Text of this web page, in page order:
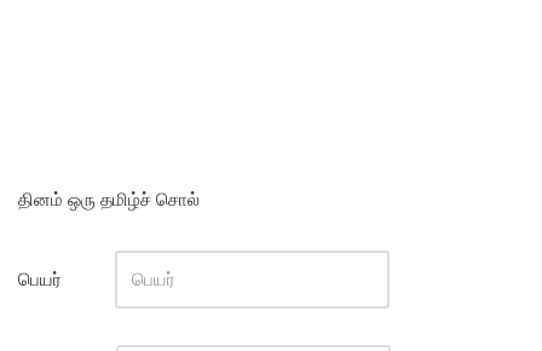
தினம் ஒரு தமிழ்ச் சொல்
பெயர்